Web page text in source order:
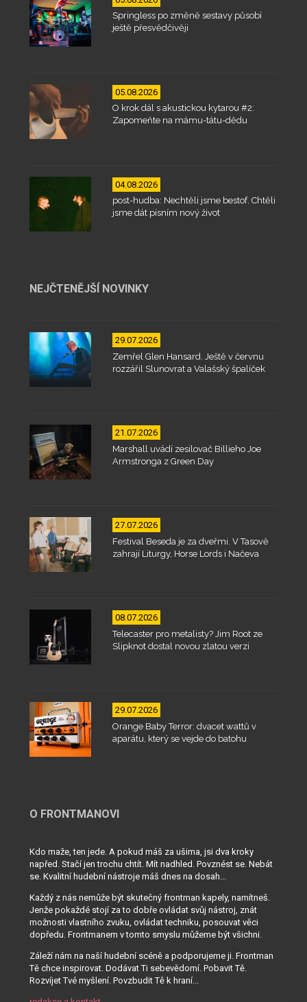
Springless po změně sestavy působí
ještě přesvědčivěji
05.08.2026
O krok dál s akustickou kytarou #2:
Zapomeňte na mámu-tátu-dědu
04.08.2026
post-hudba: Nechtěli jsme bestof. Chtěli
jsme dát písním nový život
NEJČTENĚJŠÍ NOVINKY
29.07.2026
Zemřel Glen Hansard. Ještě v červnu
rozzářil Slunovrat a Valašský špalíček
21.07.2026
Marshall uvádí zesilovač Billieho Joe
Armstronga z Green Day
27.07.2026
Festival Beseda je za dveřmi. V Tasově
zahrají Liturgy, Horse Lords i Načeva
08.07.2026
Telecaster pro metalisty? Jim Root ze
Slipknot dostal novou zlatou verzi
29.07.2026
Orange Baby Terror: dvacet wattů v
aparátu, který se vejde do batohu
O FRONTMANOVI
Kdo maže, ten jede. A pokud máš za ušima, jsi dva kroky
napřed. Stačí jen trochu chtít. Mít nadhled. Povznést se. Nebát
se. Kvalitní hudební nástroje máš dnes na dosah...
Každý z nás nemůže být skutečný frontman kapely, namítneš.
Jenže pokaždé stojí za to dobře ovládat svůj nástroj, znát
možnosti vlastního zvuku, ovládat techniku, posouvat věci
dopředu. Frontmanem v tomto smyslu můžeme být všichni.
Záleží nám na naší hudební scéně a podporujeme ji. Frontman
Tě chce inspirovat. Dodávat Ti sebevědomí. Pobavit Tě.
Rozvíjet Tvé myšlení. Povzbudit Tě k hraní...